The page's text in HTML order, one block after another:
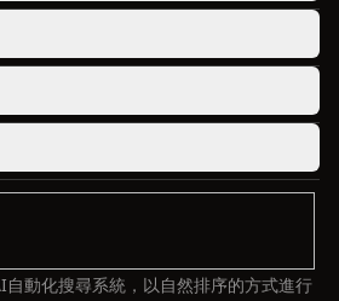
動化搜尋系統，以自然排序的方式進行